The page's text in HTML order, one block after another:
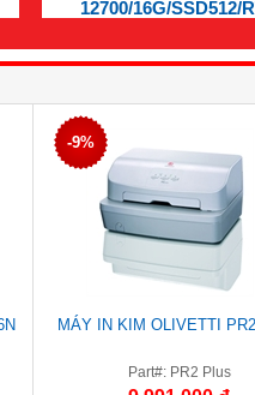
12700/16G/SSD512/
-9%
MÁY IN KIM OLIVETTI
Part#: PR2 Plus